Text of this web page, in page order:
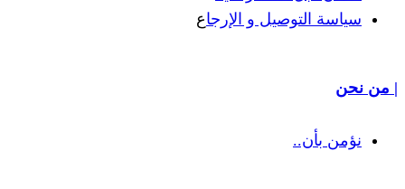
و الإرجاع